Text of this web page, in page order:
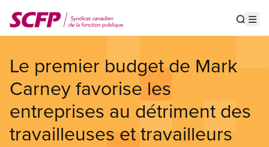
au
contenu
Le premier budget de Mark
Carney favorise les
entreprises au détriment des
travailleuses et travailleurs